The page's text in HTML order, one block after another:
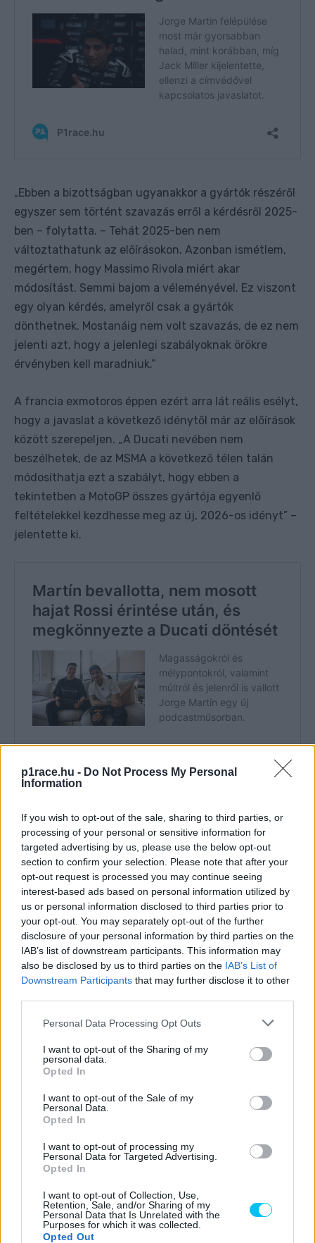
p1race.hu - Do Not Process My Personal
Information
If you wish to opt-out of the sale, sharing to third parties, or
processing of your personal or sensitive information for
targeted advertising by us, please use the below opt-out
section to confirm your selection. Please note that after your
opt-out request is processed you may continue seeing
interest-based ads based on personal information utilized by
us or personal information disclosed to third parties prior to
your opt-out. You may separately opt-out of the further
disclosure of your personal information by third parties on the
IAB’s list of downstream participants. This information may
also be disclosed by us to third parties on the IAB’s List of
Downstream Participants that may further disclose it to other
Please note that this website/app uses one or more Google
not limited to your visit or usage behaviour. You may click to
grant or deny consent to Google and its third-party tags to
use your data for below specified purposes in below Google
consent section.
Personal Data Processing Opt Outs
I want to opt-out of the Sharing of my
personal data.
Opted In
I want to opt-out of the Sale of my
Personal Data.
Opted In
I want to opt-out of processing my
Personal Data for Targeted Advertising.
Opted In
I want to opt-out of Collection, Use,
Retention, Sale, and/or Sharing of my
Personal Data that Is Unrelated with the
Purposes for which it was collected.
Opted Out
„Ebben a bizottságban ugyanakkor a gyártók részéről
egyszer sem történt szavazás erről a kérdésről 2025-
ben – folytatta. – Tehát 2025-ben nem
változtathatunk az előírásokon. Azonban ismétlem,
megértem, hogy Massimo Rivola miért akar
módosítást. Semmi bajom a véleményével. Ez viszont
egy olyan kérdés, amelyről csak a gyártók
dönthetnek. Mostanáig nem volt szavazás, de ez nem
jelenti azt, hogy a jelenlegi szabályoknak örökre
érvényben kell maradniuk.”
A francia exmotoros éppen ezért arra lát reális esélyt,
hogy a javaslat a következő idénytől már az előírások
között szerepeljen. „A Ducati nevében nem
beszélhetek, de az MSMA a következő télen talán
módosíthatja ezt a szabályt, hogy ebben a
tekintetben a MotoGP összes gyártója egyenlő
feltételekkel kezdhesse meg az új, 2026-os idényt” –
jelentette ki.
CIMKÉK Aprilia Herve Poncharal Jorge Martín
kiemelt
MotoGP
Szabályváltozás
Előző cikk
Nem ért egyet a döntésükkel,
mégis dicsérte a
sportfelügyelőket a
megbüntetett versenyző
Következő cikk
Tényleg érdemes félni a
KTM-nél Acosta idő előtti
távozásától?
Sebők Máté
- Advertisment -